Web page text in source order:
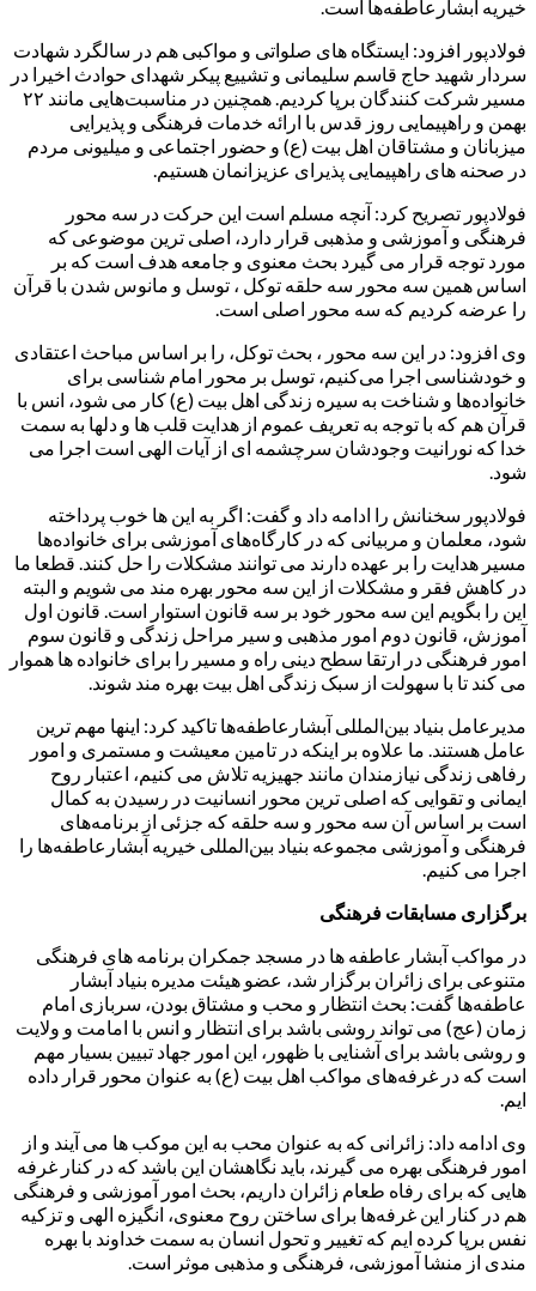
خیریه آبشارعاطفه‌ها است.
فولادپور افزود: ایستگاه های صلواتی و مواکبی هم در سالگرد شهادت
سردار شهید حاج قاسم سلیمانی و تشییع پیکر شهدای حوادث اخیرا در
مسیر شرکت کنندگان برپا کردیم. همچنین در مناسبت‌هایی مانند ۲۲
بهمن و راهپیمایی روز قدس با ارائه خدمات فرهنگی و پذیرایی
میزبانان و مشتاقان اهل بیت (ع) و حضور اجتماعی و میلیونی مردم
در صحنه های راهپیمایی پذیرای عزیزانمان هستیم.
فولادپور تصریح کرد: آنچه مسلم است این حرکت در سه محور
فرهنگی و آموزشی و مذهبی قرار دارد، اصلی ترین موضوعی که
مورد توجه قرار می گیرد بحث معنوی و جامعه هدف است که بر
اساس همین سه محور سه حلقه توکل ، توسل و مانوس شدن با قرآن
را عرضه کردیم که سه محور اصلی است.
وی افزود: در این سه محور ، بحث توکل، را بر اساس مباحث اعتقادی
و خودشناسی اجرا می‌کنیم، توسل بر محور امام شناسی برای
خانواده‌ها و شناخت به سیره زندگی اهل بیت (ع) کار می شود، انس با
قرآن هم که با توجه به تعریف عموم از هدایت قلب ها و دلها به سمت
خدا که نورانیت وجودشان سرچشمه ای از آیات الهی است اجرا می
شود.
فولادپور سخنانش را ادامه داد و گفت: اگر به این ها خوب پرداخته
شود، معلمان و مربیانی که در کارگاه‌های آموزشی برای خانواده‌ها
مسیر هدایت را بر عهده دارند می توانند مشکلات را حل کنند. قطعا ما
در کاهش فقر و مشکلات از این سه محور بهره مند می شویم و البته
این را بگویم این سه محور خود بر سه قانون استوار است. قانون اول
آموزش، قانون دوم امور مذهبی و سیر مراحل زندگی و قانون سوم
امور فرهنگی در ارتقا سطح دینی راه و مسیر را برای خانواده ها هموار
می کند تا با سهولت از سبک زندگی اهل بیت بهره مند شوند.
مدیرعامل بنیاد بین‌المللی آبشارعاطفه‌ها تاکید کرد: اینها مهم ترین
عامل هستند. ما علاوه بر اینکه در تامین معیشت و مستمری و امور
رفاهی زندگی نیازمندان مانند جهیزیه تلاش می کنیم، اعتبار روح
ایمانی و تقوایی که اصلی ترین محور انسانیت در رسیدن به کمال
است بر اساس آن سه محور و سه حلقه که جزئی از برنامه‌های
فرهنگی و آموزشی مجموعه بنیاد بین‌المللی خیریه آبشارعاطفه‌ها را
اجرا می کنیم.
برگزاری مسابقات فرهنگی
در مواکب آبشار عاطفه ها در مسجد جمکران برنامه های فرهنگی
متنوعی برای زائران برگزار شد، عضو هیئت مدیره بنیاد آبشار
عاطفه‌ها گفت: بحث انتظار و محب و مشتاق بودن، سربازی امام
زمان (عج) می تواند روشی باشد برای انتظار و انس با امامت و ولایت
و روشی باشد برای آشنایی با ظهور، این امور جهاد تبیین بسیار مهم
است که در غرفه‌های مواکب اهل بیت (ع) به عنوان محور قرار داده
ایم.
وی ادامه داد: زائرانی که به عنوان محب به این موکب ها می آیند و از
امور فرهنگی بهره می گیرند، باید نگاهشان این باشد که در کنار غرفه
هایی که برای رفاه طعام زائران داریم، بحث امور آموزشی و فرهنگی
هم در کنار این غرفه‌ها برای ساختن روح معنوی، انگیزه الهی و تزکیه
نفس برپا کرده ایم که تغییر و تحول انسان به سمت خداوند با بهره
مندی از منشا آموزشی، فرهنگی و مذهبی موثر است.